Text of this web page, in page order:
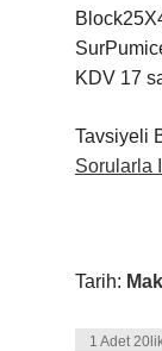
KDV 17
Tavsiyeli
Sorularla
Tarih:
1 Adet